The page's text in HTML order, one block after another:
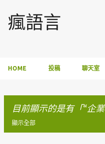
瘋語言
HOME 投稿 聊天室
目前顯示的是有「 企業
顯示全部